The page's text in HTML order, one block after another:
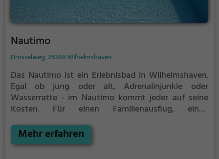
Nautimo
Drosselweg, 26386 Wilhelmshaven
Das Nautimo ist ein Erlebnisbad in Wilhelmshaven.
Egal ob jung oder alt, Adrenalinjunkie oder
Wasserratte - im Nautimo kommt jeder auf seine
Kosten. Für einen Familienausflug, einen
Nautimo genau die richtige Adresse.
Mehr erfahren